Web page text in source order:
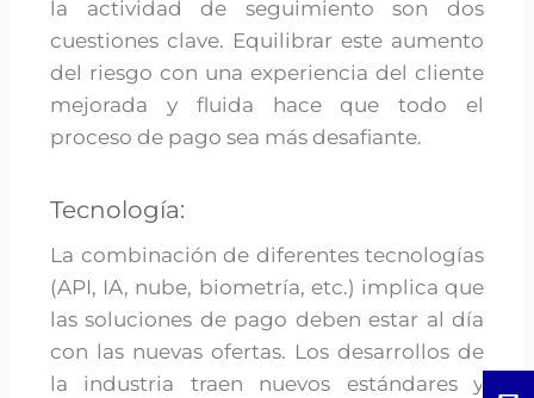
la actividad de seguimiento son dos
cuestiones clave. Equilibrar este aumento
del riesgo con una experiencia del cliente
mejorada y fluida hace que todo el
proceso de pago sea más desafiante.
Tecnología:
La combinación de diferentes tecnologías
(API, IA, nube, biometría, etc.) implica que
las soluciones de pago deben estar al día
con las nuevas ofertas. Los desarrollos de
la industria traen nuevos estándares y